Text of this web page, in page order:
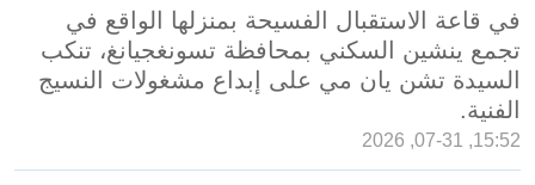
في قاعة الاستقبال الفسيحة بمنزلها الواقع في
تجمع ينشين السكني بمحافظة تسونغجيانغ، تنكب
السيدة تشن يان مي على إبداع مشغولات النسيج
الفنية.
15:52, 07-31, 2026